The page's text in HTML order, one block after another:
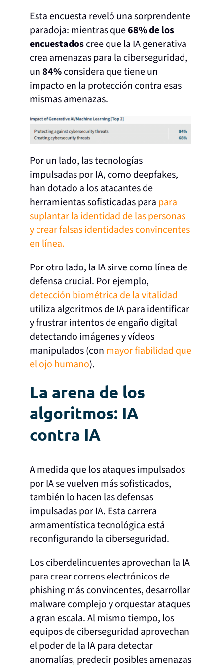
Esta encuesta reveló una sorprendente
paradoja: mientras que68% de los
encuestadoscree que la IA generativa
crea amenazas para la ciberseguridad,
un84%considera que tiene un
impacto en la protección contra esas
mismas amenazas.
Por un lado, las tecnologías
impulsadas por IA, como deepfakes,
han dotado a los atacantes de
herramientas sofisticadas para para
suplantar la identidad de las personas
y crear falsas identidades convincentes
en línea.
Por otro lado, la IA sirve como línea de
defensa crucial. Por ejemplo,
detección biométrica de la vitalidad
utiliza algoritmos de IA para identificar
y frustrar intentos de engaño digital
detectando imágenes y vídeos
manipulados (con mayor fiabilidad que
el ojo humano).
La arena de los
algoritmos: IA
contra IA
A medida que los ataques impulsados
por IA se vuelven más sofisticados,
también lo hacen las defensas
impulsadas por IA. Esta carrera
armamentística tecnológica está
reconfigurando la ciberseguridad.
Los ciberdelincuentes aprovechan la IA
para crear correos electrónicos de
phishing más convincentes, desarrollar
malware complejo y orquestar ataques
a gran escala. Al mismo tiempo, los
equipos de ciberseguridad aprovechan
el poder de la IA para detectar
anomalías, predecir posibles amenazas